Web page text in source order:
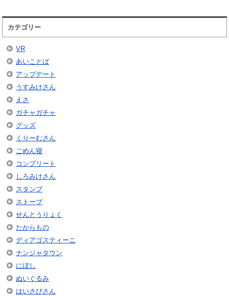
カテゴリー
VR
あいことば
アップデート
うすみけさん
えさ
ガチャガチャ
グッズ
くりーむさん
ごめん寝
コンプリート
しろみけさん
スタンプ
ストーブ
せんとうりょく
たからもの
ディアゴスティーニ
ナンジャタウン
にぼし
ぬいぐるみ
はいさびさん